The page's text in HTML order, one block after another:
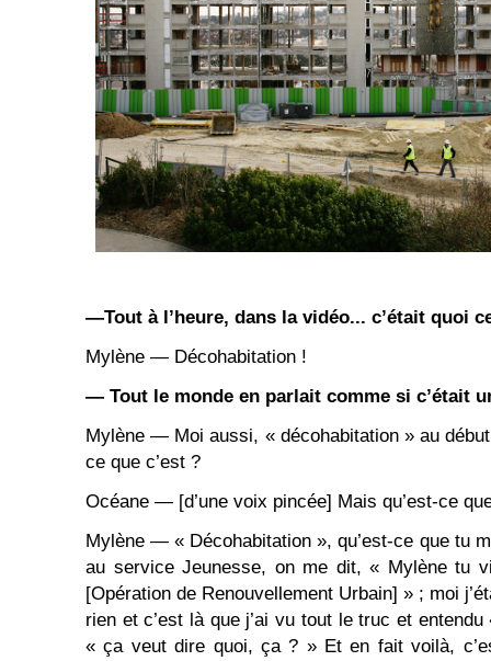
—Tout à l’heure, dans la vidéo... c’était quoi
Mylène — Décohabitation !
— Tout le monde en parlait comme si c’était
Mylène — Moi aussi, « décohabitation » au
ce que c’est ?
Océane — [d’une voix pincée] Mais qu’est-ce
Mylène — « Décohabitation », qu’est-ce que tu
au service Jeunesse, on me dit, « Mylène tu
[Opération de Renouvellement Urbain] » ; moi
rien et c’est là que j’ai vu tout le truc et
« ça veut dire quoi, ça ? » Et en fait voilà,